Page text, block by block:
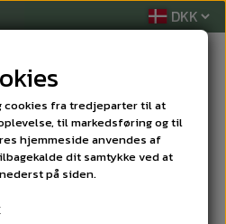
cookies fra tredjeparter til at
til markedsføring og til
hjemmeside anvendes af
dit samtykke ved at
på siden.